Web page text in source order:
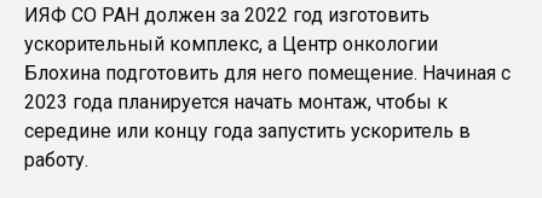
ИЯФ СО РАН должен за 2022 год изготовить
ускорительный комплекс, а Центр онкологии
Блохина подготовить для него помещение. Начиная с
2023 года планируется начать монтаж, чтобы к
середине или концу года запустить ускоритель в
работу.